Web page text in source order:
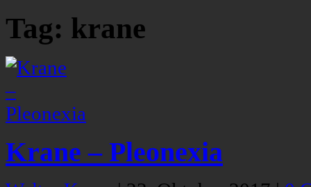
Tag: krane
Krane – Pleonexia